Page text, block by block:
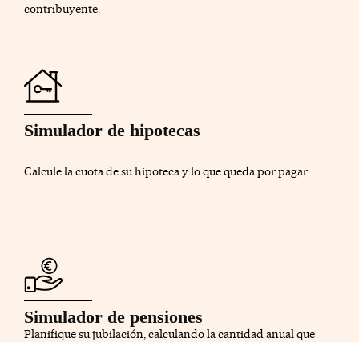
contribuyente.
Simulador de hipotecas
Calcule la cuota de su hipoteca y lo que queda por pagar.
Simulador de pensiones
Planifique su jubilación, calculando la cantidad anual que